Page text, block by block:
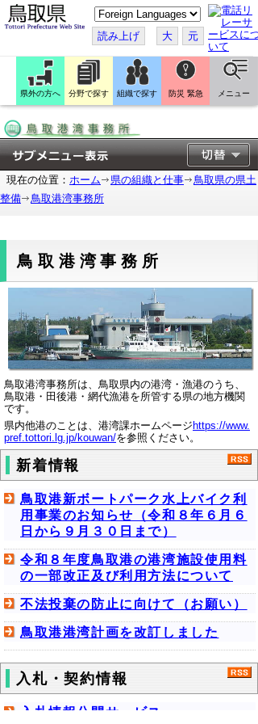
こ
の
ペ
ー
ジ
翻
訳
す
読み上げ 大 元
県外の方へ 分野で探す 組織で探す 防災 緊急 メニュー
現在の位置： ホーム 県の組織と仕事
鳥取県の県土
整備
鳥取港湾事務所
鳥取港湾事務所
鳥取港湾事務所は、鳥取県内の港湾・漁港のうち、
鳥取港・田後港・網代漁港を所管する県の地方機関
です。
県内他港のことは、港湾課ホームページ https://www.
pref.tottori.lg.jp/kouwan/を参照ください。
新着情報
鳥取港新ボートパーク水上バイク利
用事業のお知らせ（令和８年６月６
日から９月３０日まで）
令和８年度鳥取港の港湾施設使用料
の一部改正及び利用方法について
不法投棄の防止に向けて（お願い）
鳥取港港湾計画を改訂しました
入札・契約情報
入札情報公開サービス